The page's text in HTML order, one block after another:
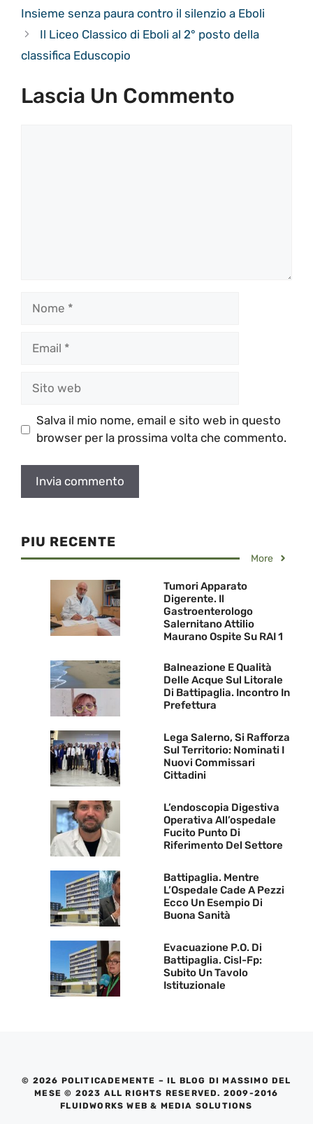
Insieme senza paura contro il silenzio a Eboli
Il Liceo Classico di Eboli al 2° posto della
classifica Eduscopio
Lascia Un Commento
Salva il mio nome, email e sito web in questo
browser per la prossima volta che commento.
PIU RECENTE
More
Tumori Apparato
Digerente. Il
Gastroenterologo
Salernitano Attilio
Maurano Ospite Su RAI 1
Balneazione E Qualità
Delle Acque Sul Litorale
Di Battipaglia. Incontro In
Prefettura
Lega Salerno, Si Rafforza
Sul Territorio: Nominati I
Nuovi Commissari
Cittadini
L’endoscopia Digestiva
Operativa All’ospedale
Fucito Punto Di
Riferimento Del Settore
Battipaglia. Mentre
L’Ospedale Cade A Pezzi
Ecco Un Esempio Di
Buona Sanità
Evacuazione P.O. Di
Battipaglia. Cisl-Fp:
Subito Un Tavolo
Istituzionale
© 2026 POLITICADEMENTE – IL BLOG DI MASSIMO DEL
MESE © 2023 ALL RIGHTS RESERVED. 2009-2016
FLUIDWORKS WEB & MEDIA SOLUTIONS